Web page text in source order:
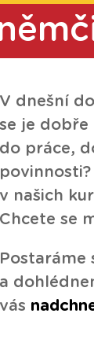
V dnešní
se je
do práce,
povinnosti?
v našich
Chcete se
Postaráme
a
vás